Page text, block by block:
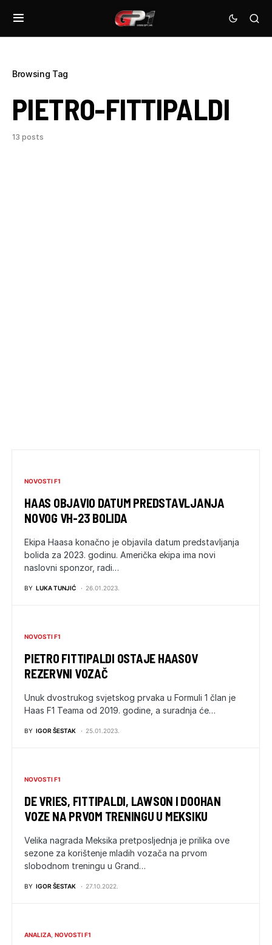
Browsing Tag
PIETRO-FITTIPALDI
13 posts
NOVOSTI F1
HAAS OBJAVIO DATUM PREDSTAVLJANJA
NOVOG VH-23 BOLIDA
Ekipa Haasa konačno je objavila datum predstavljanja
bolida za 2023. godinu. Američka ekipa ima novi
naslovni sponzor, radi…
BY LUKA TUNJIĆ 26.01.2023.
NOVOSTI F1
PIETRO FITTIPALDI OSTAJE HAASOV
REZERVNI VOZAČ
Unuk dvostrukog svjetskog prvaka u Formuli 1 član je
Haas F1 Teama od 2019. godine, a suradnja će…
BY IGOR ŠESTAK 25.01.2023.
NOVOSTI F1
DE VRIES, FITTIPALDI, LAWSON I DOOHAN
VOZE NA PRVOM TRENINGU U MEKSIKU
Velika nagrada Meksika pretposljednja je prilika ove
sezone za korištenje mladih vozača na prvom
slobodnom treningu u Grand…
BY IGOR ŠESTAK 27.10.2022.
ANALIZA NOVOSTI F1